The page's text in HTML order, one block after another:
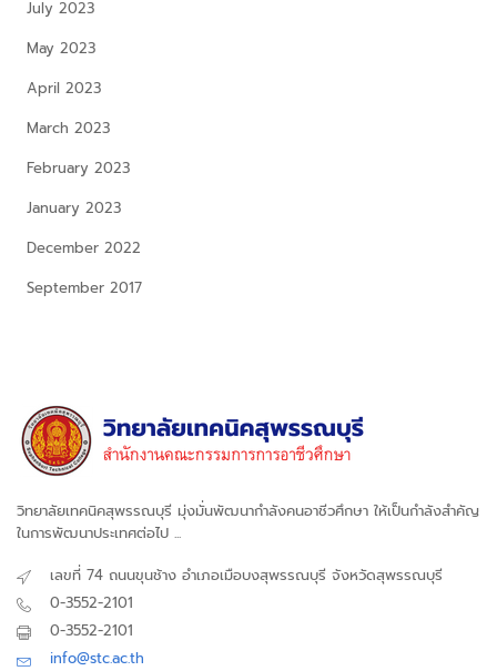
July 2023
May 2023
April 2023
March 2023
February 2023
January 2023
December 2022
September 2017
วิทยาลัยเทคนิคสุพรรณบุรี มุ่งมั่นพัฒนากำลังคนอาชีวศึกษา ให้เป็นกำลังสำคัญ
ในการพัฒนาประเทศต่อไป ...
เลขที่ 74 ถนนขุนช้าง อำเภอเมือบงสุพรรณบุรี จังหวัดสุพรรณบุรี
0-3552-2101
0-3552-2101
info@stc.ac.th